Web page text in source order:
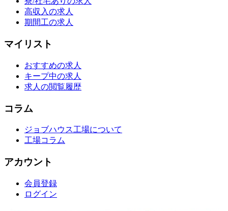
高収入の求人
期間工の求人
マイリスト
おすすめの求人
キープ中の求人
求人の閲覧履歴
コラム
ジョブハウス工場について
工場コラム
アカウント
会員登録
ログイン